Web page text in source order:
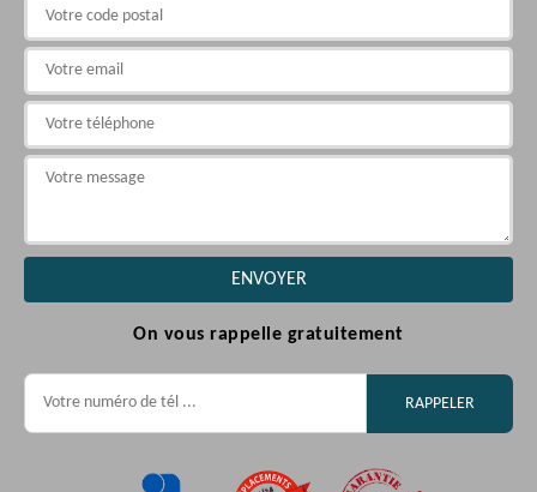
On vous rappelle gratuitement